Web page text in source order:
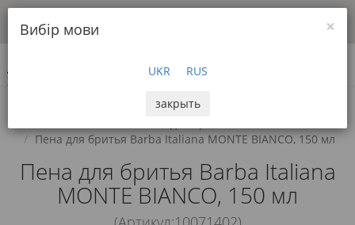
Косметика для бритья
Пена для бритья Barba Italiana MONTE BIANCO, 150 мл
×
Вибір мови
UKR RUS
закрыть
Пена для бритья Barba Italiana
MONTE BIANCO, 150 мл